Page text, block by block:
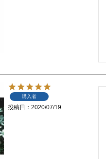
購入者
投稿日 2020/07/19